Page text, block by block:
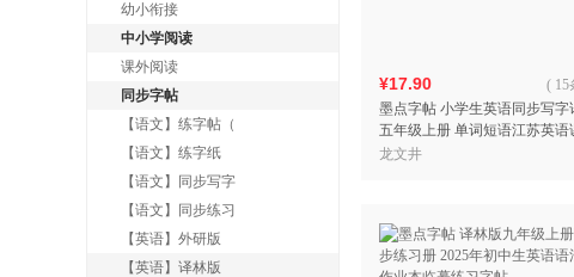
幼小衔接
中小学阅读
课外阅读
同步字帖
【语文】练字帖（
【语文】练字纸
【语文】同步写字
【语文】同步练习
【英语】外研版
【英语】译林版
¥17.90
墨点字帖 小学生英语同步写字
五年级上册 单词短语江苏英语
步练字专用三年级必修每日一
( 15
龙文井